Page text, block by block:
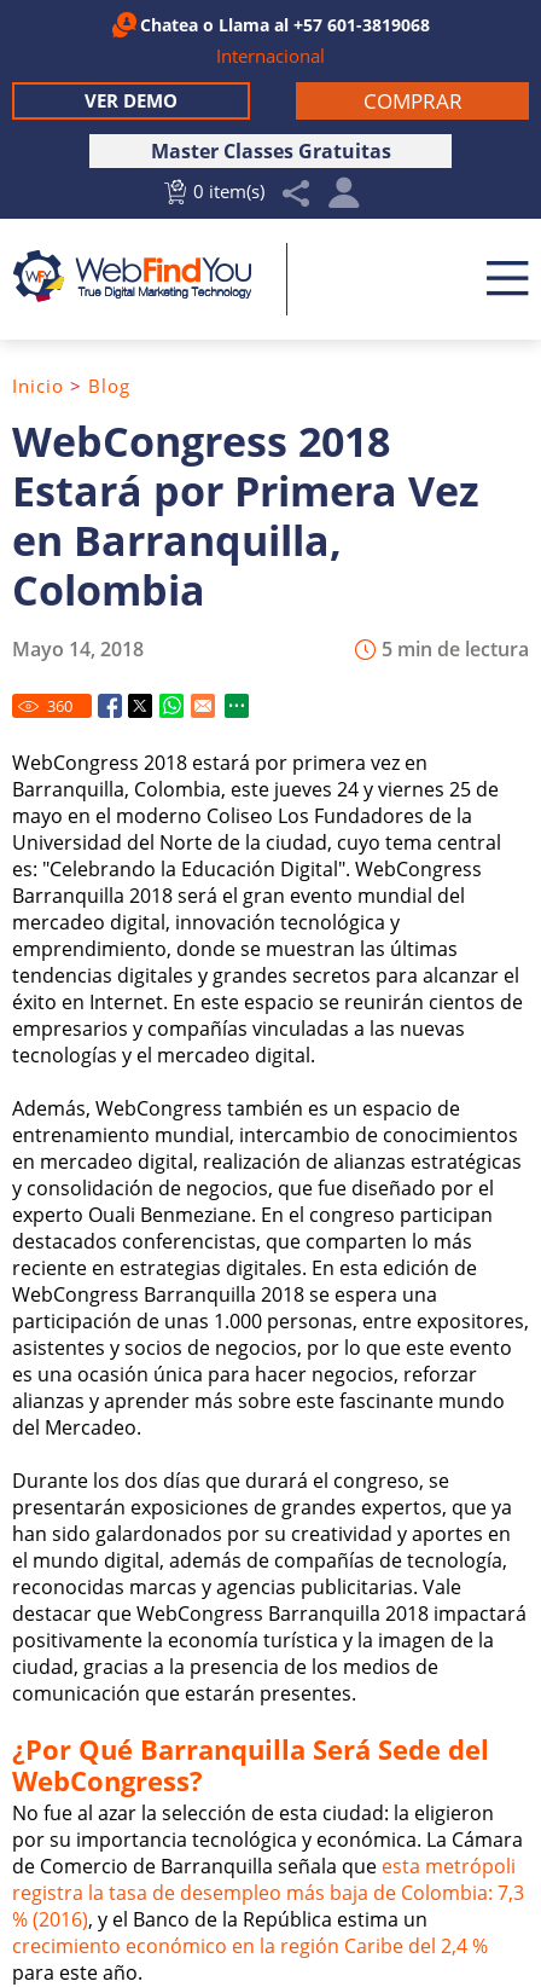
Chatea o Llama al +57 601-3819068
Internacional
Master Classes Gratuitas
0 item(s)
COMPRAR
VER DEMO
WebCongress 2018
Estará por Primera Vez
en Barranquilla,
Colombia
Inicio > Blog
5 min de lectura
Mayo 14, 2018
360
WebCongress 2018 estará por primera vez en
Barranquilla, Colombia, este jueves 24 y viernes 25 de
mayo en el moderno Coliseo Los Fundadores de la
Universidad del Norte de la ciudad, cuyo tema central
es: "Celebrando la Educación Digital". WebCongress
Barranquilla 2018 será el gran evento mundial del
mercadeo digital, innovación tecnológica y
emprendimiento, donde se muestran las últimas
tendencias digitales y grandes secretos para alcanzar el
éxito en Internet. En este espacio se reunirán cientos de
empresarios y compañías vinculadas a las nuevas
tecnologías y el mercadeo digital.
Además, WebCongress también es un espacio de
entrenamiento mundial, intercambio de conocimientos
en mercadeo digital, realización de alianzas estratégicas
y consolidación de negocios, que fue diseñado por el
experto Ouali Benmeziane. En el congreso participan
destacados conferencistas, que comparten lo más
reciente en estrategias digitales. En esta edición de
WebCongress Barranquilla 2018 se espera una
participación de unas 1.000 personas, entre expositores,
asistentes y socios de negocios, por lo que este evento
es una ocasión única para hacer negocios, reforzar
alianzas y aprender más sobre este fascinante mundo
del Mercadeo.
Durante los dos días que durará el congreso, se
presentarán exposiciones de grandes expertos, que ya
han sido galardonados por su creatividad y aportes en
el mundo digital, además de compañías de tecnología,
reconocidas marcas y agencias publicitarias. Vale
destacar que WebCongress Barranquilla 2018 impactará
positivamente la economía turística y la imagen de la
ciudad, gracias a la presencia de los medios de
comunicación que estarán presentes.
¿Por Qué Barranquilla Será Sede del
WebCongress?
No fue al azar la selección de esta ciudad: la eligieron
por su importancia tecnológica y económica. La Cámara
de Comercio de Barranquilla señala que esta metrópoli
registra la tasa de desempleo más baja de Colombia: 7,3
% (2016), y el Banco de la República estima un
crecimiento económico en la región Caribe del 2,4 %
para este año.